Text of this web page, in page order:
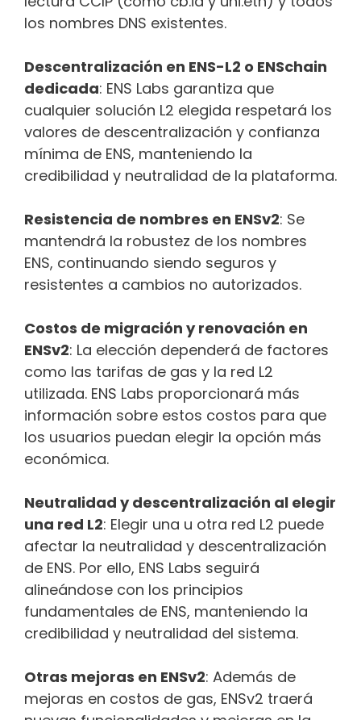
los nombres DNS existentes.
Descentralización en ENS-L2 o ENSchain
dedicada: ENS Labs garantiza que
cualquier solución L2 elegida respetará los
valores de descentralización y confianza
mínima de ENS, manteniendo la
credibilidad y neutralidad de la plataforma.
Resistencia de nombres en ENSv2: Se
mantendrá la robustez de los nombres
ENS, continuando siendo seguros y
resistentes a cambios no autorizados.
Costos de migración y renovación en
ENSv2: La elección dependerá de factores
como las tarifas de gas y la red L2
utilizada. ENS Labs proporcionará más
información sobre estos costos para que
los usuarios puedan elegir la opción más
económica.
Neutralidad y descentralización al elegir
una red L2: Elegir una u otra red L2 puede
afectar la neutralidad y descentralización
de ENS. Por ello, ENS Labs seguirá
alineándose con los principios
fundamentales de ENS, manteniendo la
credibilidad y neutralidad del sistema.
Otras mejoras en ENSv2: Además de
mejoras en costos de gas, ENSv2 traerá